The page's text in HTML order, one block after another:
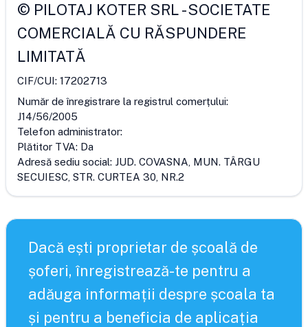
© PILOTAJ KOTER SRL-SOCIETATE
COMERCIALĂ CU RĂSPUNDERE
LIMITATĂ
CIF/CUI: 17202713
Număr de înregistrare la registrul comerțului:
J14/56/2005
Telefon administrator:
Plătitor TVA: Da
Adresă sediu social: JUD. COVASNA, MUN. TÂRGU
SECUIESC, STR. CURTEA 30, NR.2
Dacă ești proprietar de școală de
șoferi, înregistrează-te pentru a
adăuga informații despre școala ta
și pentru a beneficia de aplicația